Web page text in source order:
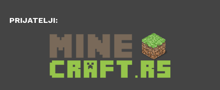
PRIJATELJI: